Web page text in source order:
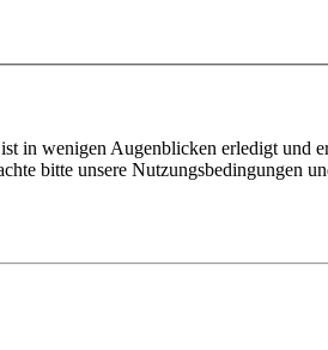
in wenigen Augenblicken erledigt
bitte unsere Nutzungsbedingungen